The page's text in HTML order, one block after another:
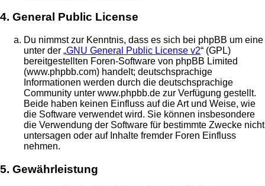
4. General Public License
Du nimmst zur Kenntnis, dass es sich bei phpBB um eine
unter der „GNU General Public License v2“ (GPL)
bereitgestellten Foren-Software von phpBB Limited
(www.phpbb.com) handelt; deutschsprachige
Informationen werden durch die deutschsprachige
Community unter www.phpbb.de zur Verfügung gestellt.
Beide haben keinen Einfluss auf die Art und Weise, wie
die Software verwendet wird. Sie können insbesondere
die Verwendung der Software für bestimmte Zwecke nicht
untersagen oder auf Inhalte fremder Foren Einfluss
nehmen.
5. Gewährleistung